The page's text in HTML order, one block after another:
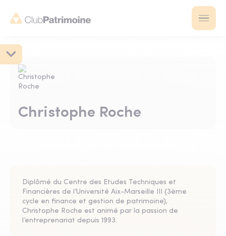
Christophe Roche
Diplômé du Centre des Etudes Techniques et
Financières de l’Université Aix-Marseille III (3ème
cycle en finance et gestion de patrimoine),
Christophe Roche est animé par la passion de
l’entreprenariat depuis 1993.